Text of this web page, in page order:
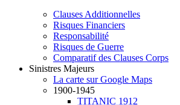
Clauses Additionnelles
Risques Financiers
Responsabilité
Risques de Guerre
Comparatif des Clauses Corps
Sinistres Majeurs
La carte sur Google Maps
1900-1945
TITANIC 1912